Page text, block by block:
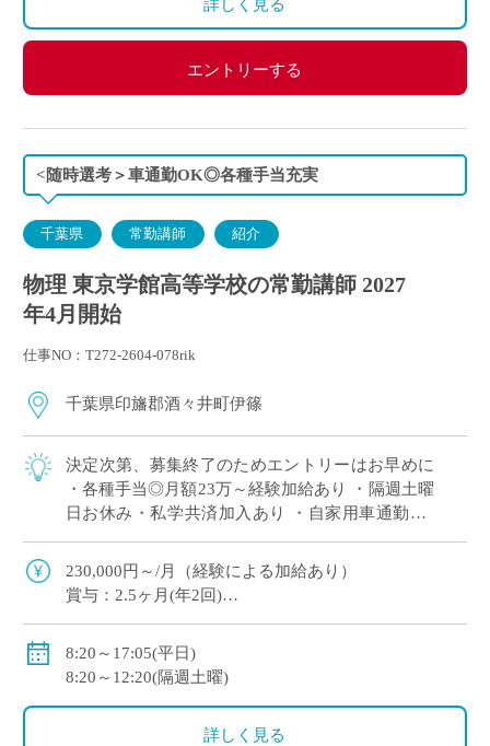
450万円（30歳・学部卒）、630万円（40歳・学部卒）
詳しく見る
エントリーする
<随時選考＞車通勤OK◎各種手当充実
千葉県 常勤講師 紹介
物理 東京学館高等学校の常勤講師 2027
年4月開始
仕事NO：T272-2604-078rik
千葉県印旛郡酒々井町伊篠
決定次第、募集終了のためエントリーはお早めに
・各種手当◎月額23万～経験加給あり ・隔週土曜
日お休み・私学共済加入あり ・自家用車通勤OK
解を丁寧に支える常勤講師を募集 I […]
230,000円～/月（経験による加給あり）
賞与：2.5ヶ月(年2回)
部活手当：2,000円～16,000円
住宅手当：（賃貸契約の場合）上限26,000円
昇給：年1回5,000円
8:20～17:05(平日)
8:20～12:20(隔週土曜)
詳しく見る